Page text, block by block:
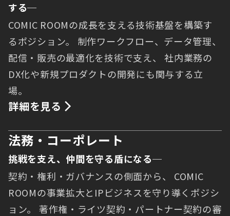
する─
COMIC ROOMの成長を支える技術基盤を構築す
るポジション。 制作ワークフロー、データ管理、
配信・販売の最適化を技術で支え、 社内業務の
DX化や新規プロダクトの開発にも関与する立
場。
詳細を見る
法務・コーポレート
挑戦を支え、仲間を守る盾になる─
契約・権利・ガバナンスの側面から、 COMIC
ROOMの事業拡大とIPビジネスを守り導くポジシ
ョン。 著作権・ライツ契約・パートナー契約の審